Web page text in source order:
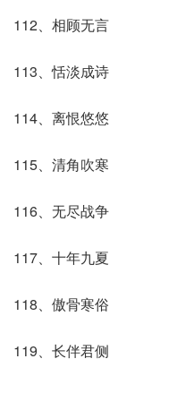
112、相顾无言
113、恬淡成诗
114、离恨悠悠
115、清角吹寒
116、无尽战争
117、十年九夏
118、傲骨寒俗
119、长伴君侧